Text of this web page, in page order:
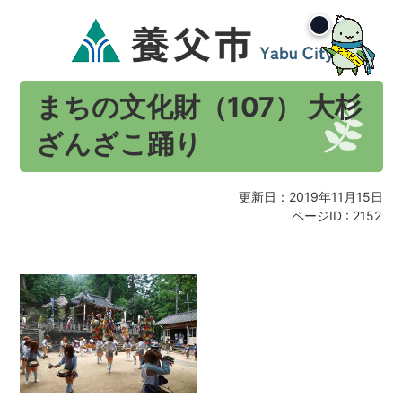
まちの文化財（107） 大杉
ざんざこ踊り
更新日：2019年11月15日
ページID : 2152